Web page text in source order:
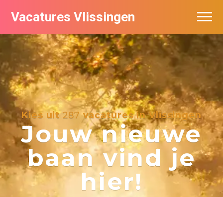
Vacatures Vlissingen
Kies uit287 vacatures in Vlissingen
Jouw nieuwe
baan vind je
hier!